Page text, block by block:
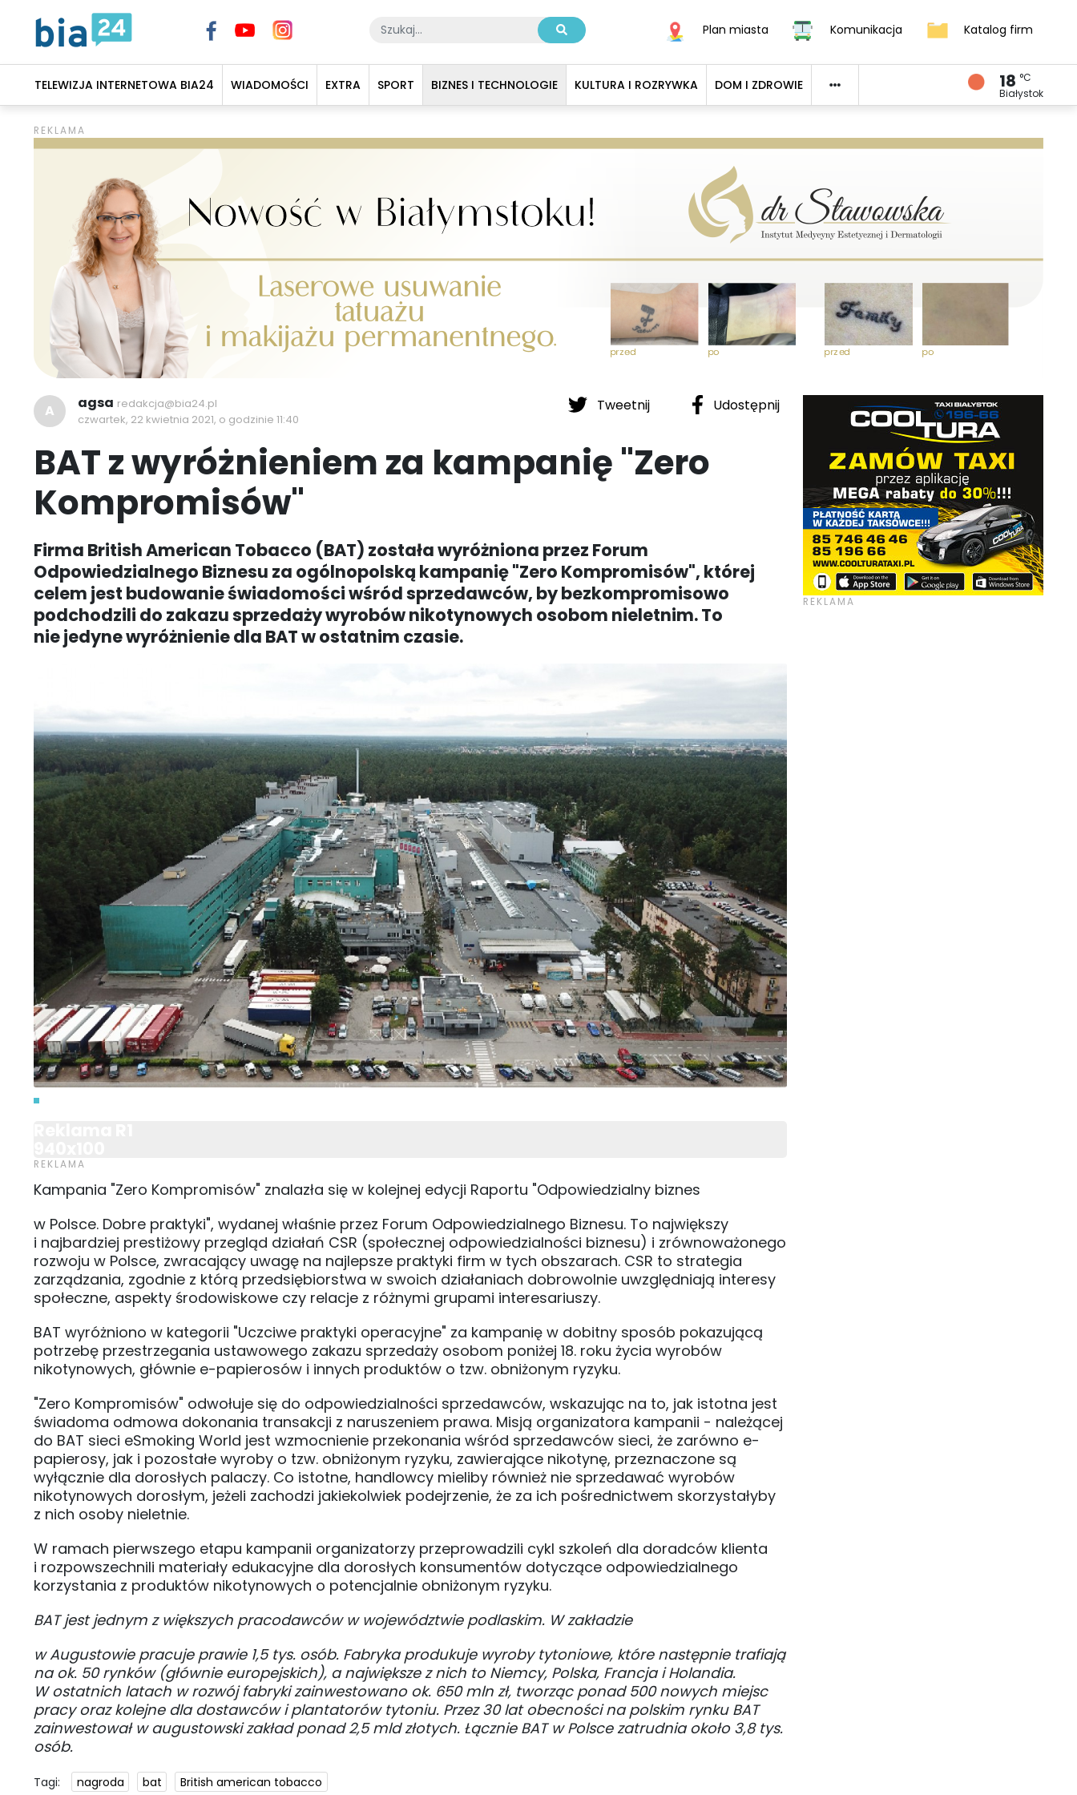
Plan miasta Komunikacja Katalog firm
TELEWIZJA INTERNETOWA BIA24 WIADOMOŚCI EXTRA SPORT BIZNES I TECHNOLOGIE KULTURA I ROZRYWKA DOM I ZDROWIE 18 °C
Białystok
Tweetnij Udostępnij
A agsa redakcja@bia24.pl
czwartek, 22 kwietnia 2021, o godzinie 11:40
BAT z wyróżnieniem za kampanię "Zero
Kompromisów"
Firma British American Tobacco (BAT) została wyróżniona przez Forum
Odpowiedzialnego Biznesu za ogólnopolską kampanię "Zero Kompromisów", której
celem jest budowanie świadomości wśród sprzedawców, by bezkompromisowo
podchodzili do zakazu sprzedaży wyrobów nikotynowych osobom nieletnim. To
nie jedyne wyróżnienie dla BAT w ostatnim czasie.
Kampania "Zero Kompromisów" znalazła się w kolejnej edycji Raportu "Odpowiedzialny biznes
w Polsce. Dobre praktyki", wydanej właśnie przez Forum Odpowiedzialnego Biznesu. To największy
i najbardziej prestiżowy przegląd działań CSR (społecznej odpowiedzialności biznesu) i zrównoważonego
rozwoju w Polsce, zwracający uwagę na najlepsze praktyki firm w tych obszarach. CSR to strategia
zarządzania, zgodnie z którą przedsiębiorstwa w swoich działaniach dobrowolnie uwzględniają interesy
społeczne, aspekty środowiskowe czy relacje z różnymi grupami interesariuszy.
BAT wyróżniono w kategorii "Uczciwe praktyki operacyjne" za kampanię w dobitny sposób pokazującą
potrzebę przestrzegania ustawowego zakazu sprzedaży osobom poniżej 18. roku życia wyrobów
nikotynowych, głównie e-papierosów i innych produktów o tzw. obniżonym ryzyku.
"Zero Kompromisów" odwołuje się do odpowiedzialności sprzedawców, wskazując na to, jak istotna jest
świadoma odmowa dokonania transakcji z naruszeniem prawa. Misją organizatora kampanii - należącej
do BAT sieci eSmoking World jest wzmocnienie przekonania wśród sprzedawców sieci, że zarówno e-
papierosy, jak i pozostałe wyroby o tzw. obniżonym ryzyku, zawierające nikotynę, przeznaczone są
wyłącznie dla dorosłych palaczy. Co istotne, handlowcy mieliby również nie sprzedawać wyrobów
nikotynowych dorosłym, jeżeli zachodzi jakiekolwiek podejrzenie, że za ich pośrednictwem skorzystałyby
z nich osoby nieletnie.
W ramach pierwszego etapu kampanii organizatorzy przeprowadzili cykl szkoleń dla doradców klienta
i rozpowszechnili materiały edukacyjne dla dorosłych konsumentów dotyczące odpowiedzialnego
korzystania z produktów nikotynowych o potencjalnie obniżonym ryzyku.
BAT jest jednym z większych pracodawców w województwie podlaskim. W zakładzie
w Augustowie pracuje prawie 1,5 tys. osób. Fabryka produkuje wyroby tytoniowe, które następnie trafiają
na ok. 50 rynków (głównie europejskich), a największe z nich to Niemcy, Polska, Francja i Holandia.
W ostatnich latach w rozwój fabryki zainwestowano ok. 650 mln zł, tworząc ponad 500 nowych miejsc
pracy oraz kolejne dla dostawców i plantatorów tytoniu. Przez 30 lat obecności na polskim rynku BAT
zainwestował w augustowski zakład ponad 2,5 mld złotych. Łącznie BAT w Polsce zatrudnia około 3,8 tys.
osób.
Tagi: nagroda bat British american tobacco